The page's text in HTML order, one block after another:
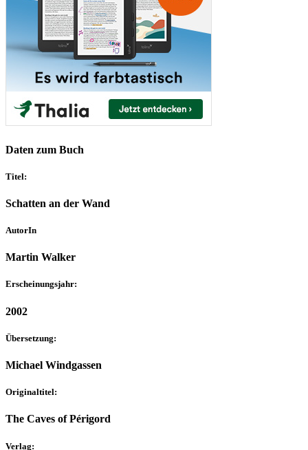
Daten zum Buch
Titel:
Schatten an der Wand
AutorIn
Martin Walker
Erscheinungsjahr:
2002
Übersetzung:
Michael Windgassen
Originaltitel:
The Caves of Périgord
Verlag: